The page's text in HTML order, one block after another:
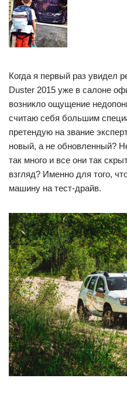
Когда я первый раз увидел
Duster 2015 уже в салоне
возникло ощущение
считаю себя большим
претендую на звание
новый, а не обновленный?
так много и все они так
взгляд? Именно для того,
машину на тест-драйв.